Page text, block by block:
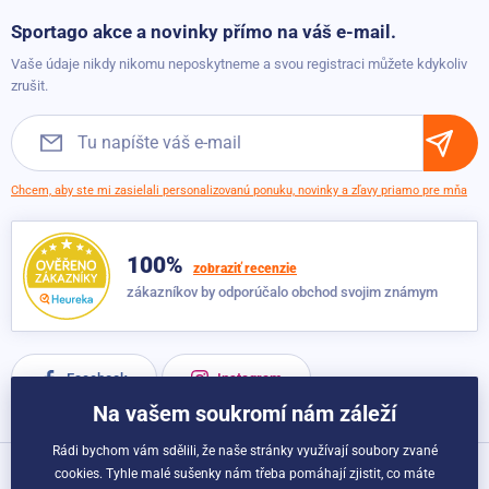
57,60 €
Balančná podložka Sportago Balance Ball - 58 cm sivá
79,90 € Skladom
Posilňovacia nastaviteľná lavica Sportago Herkules
53,10 €
44,20 €
Skladom
Závesný posilňovací systém Sportago Variotrainer Pro Kit
53,10 € Skladom
Záťažová vesta Sportago Colos 20 kg
124,60 €
88,80 €
Skladom
Obchodné podmienky
Sportago akce a novinky přímo na váš e-mail.
Vaše údaje nikdy nikomu neposkytneme a svou registraci můžete kdykoliv
zrušit.
Chcem, aby ste mi zasielali personalizovanú ponuku, novinky a zľavy priamo pre mňa
100% zobraziť recenzie
zákazníkov by odporúčalo obchod svojim známym
Facebook Instagram
Na vašem soukromí nám záleží
Rádi bychom vám sdělili, že naše stránky využívají soubory zvané
cookies. Tyhle malé sušenky nám třeba pomáhají zjistit, co máte